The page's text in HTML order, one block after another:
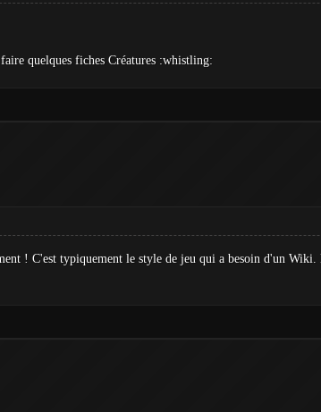
quelques fiches Créatures :whistling:
! C'est typiquement le style de jeu qui a besoin d'un